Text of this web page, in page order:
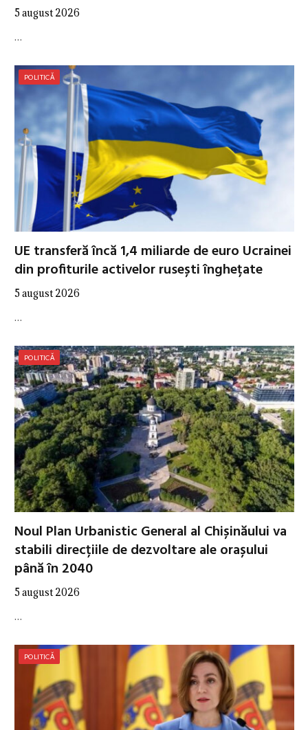
5 august 2026
…
POLITICĂ
UE transferă încă 1,4 miliarde de euro Ucrainei
din profiturile activelor rusești înghețate
5 august 2026
…
POLITICĂ
Noul Plan Urbanistic General al Chișinăului va
stabili direcțiile de dezvoltare ale orașului
până în 2040
5 august 2026
…
POLITICĂ